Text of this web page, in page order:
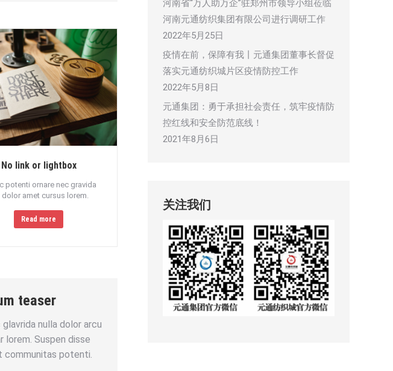
No link or lightbox
potenti ornare nec gravida
dolor amet cursus lorem.
Read more
teaser
nulla dolor arcu
lorem. Suspen disse
communitas potenti.
河南省“万人助万企”驻郑州市领导小组莅临
河南元通纺织集团有限公司进行调研工作
2022年5月25日
疫情在前，保障有我丨元通集团董事长督促
落实元通纺织城片区疫情防控工作
2022年5月8日
元通集团：勇于承担社会责任，筑牢疫情防
控红线和安全防范底线！
2021年8月6日
关注我们